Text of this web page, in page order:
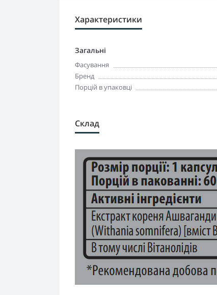
Характеристики
Загальні
Фасування
Бренд
Порцій в упаковці
Склад